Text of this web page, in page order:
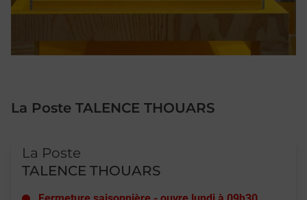
La Poste TALENCE THOUARS
La Poste
TALENCE THOUARS